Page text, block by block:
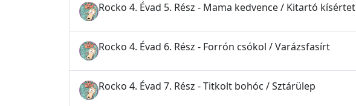
Rocko 4. Évad 5. Rész - Mama kedvence / Kitartó kísértet
Rocko 4. Évad 6. Rész - Forrón csókol / Varázsfasírt
Rocko 4. Évad 7. Rész - Titkolt bohóc / Sztárülep